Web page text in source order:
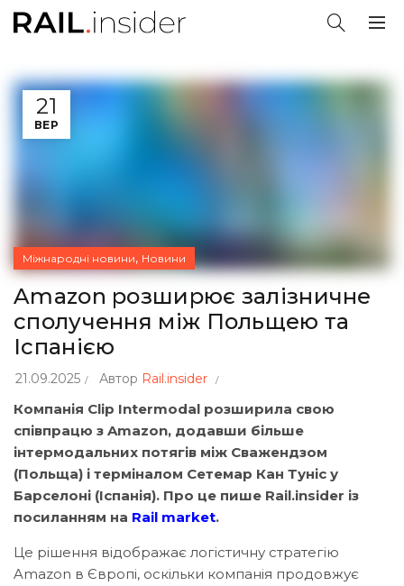
21
ВЕР
Міжнародні новини, Новини
Amazon розширює залізничне
сполучення між Польщею та
Іспанією
21.09.2025 Автор Rail.insider
Компанія Clip Intermodal розширила свою
співпрацю з Amazon, додавши більше
інтермодальних потягів між Сважендзом
(Польща) і терміналом Сетемар Кан Туніс у
Барселоні (Іспанія). Про це пише Rail.insider із
посиланням на Rail market.
Це рішення відображає логістичну стратегію
Amazon в Європі, оскільки компанія продовжує